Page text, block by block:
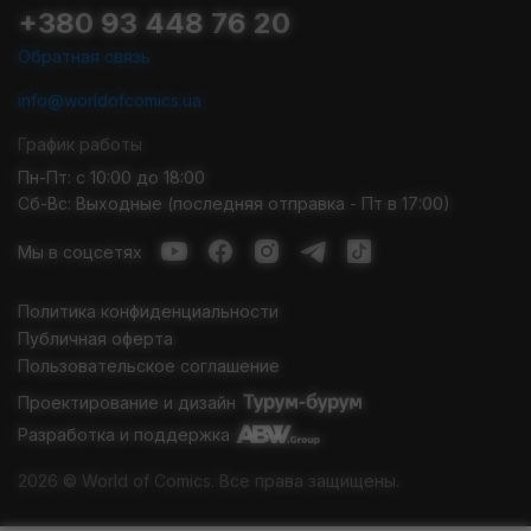
свяжитесь с нами для получения дополнительной информации
сувениры по характеристикам, цене. Заказывайте из любой
стране.
+380 93 448 76 20
Обратная связь
info@worldofcomics.ua
График работы
Пн-Пт: с 10:00 до 18:00
Сб-Вс: Выходные (последняя отправка - Пт в 17:00)
Мы в соцсетях
Политика конфиденциальности
Публичная оферта
Пользовательское соглашение
Проектирование и дизайн
Разработка и поддержка
2026 © World of Comics. Все права защищены.